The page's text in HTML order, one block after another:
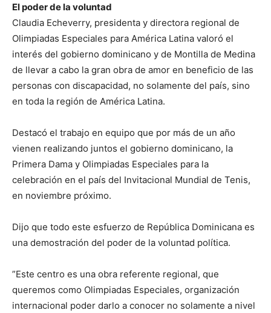
El poder de la voluntad
Claudia Echeverry, presidenta y directora regional de
Olimpiadas Especiales para América Latina valoró el
interés del gobierno dominicano y de Montilla de Medina
de llevar a cabo la gran obra de amor en beneficio de las
personas con discapacidad, no solamente del país, sino
en toda la región de América Latina.
Destacó el trabajo en equipo que por más de un año
vienen realizando juntos el gobierno dominicano, la
Primera Dama y Olimpiadas Especiales para la
celebración en el país del Invitacional Mundial de Tenis,
en noviembre próximo.
Dijo que todo este esfuerzo de República Dominicana es
una demostración del poder de la voluntad política.
”Este centro es una obra referente regional, que
queremos como Olimpiadas Especiales, organización
internacional poder darlo a conocer no solamente a nivel